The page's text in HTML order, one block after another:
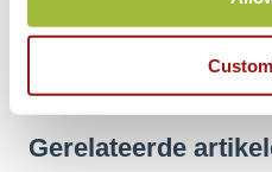
Gerelateerde